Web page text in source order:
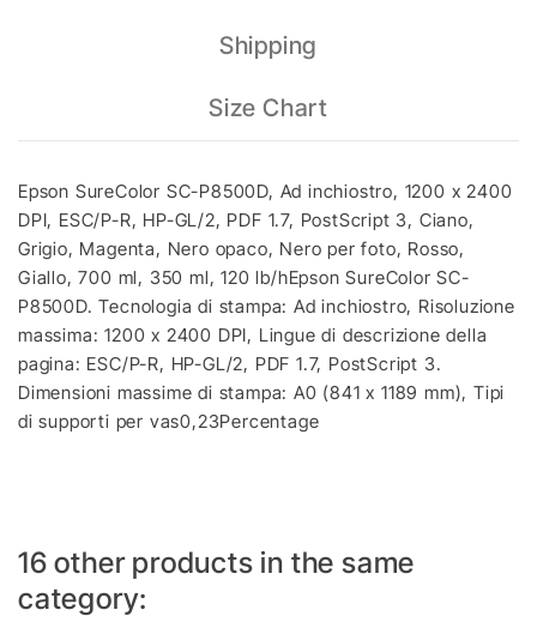
Shipping
Size Chart
Epson SureColor SC-P8500D, Ad inchiostro, 1200 x 2400
DPI, ESC/P-R, HP-GL/2, PDF 1.7, PostScript 3, Ciano,
Grigio, Magenta, Nero opaco, Nero per foto, Rosso,
Giallo, 700 ml, 350 ml, 120 lb/hEpson SureColor SC-
P8500D. Tecnologia di stampa: Ad inchiostro, Risoluzione
massima: 1200 x 2400 DPI, Lingue di descrizione della
pagina: ESC/P-R, HP-GL/2, PDF 1.7, PostScript 3.
Dimensioni massime di stampa: A0 (841 x 1189 mm), Tipi
di supporti per vas0,23Percentage
16 other products in the same
category: